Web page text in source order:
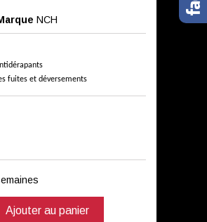
NCH
fuites et déversements
Ajouter au panier